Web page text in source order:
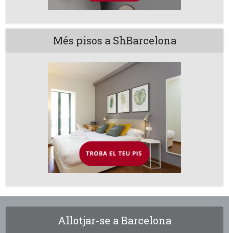
Més pisos a ShBarcelona
Allotjar-se a Barcelona